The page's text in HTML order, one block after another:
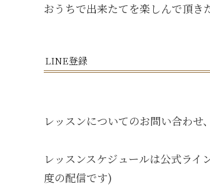
おうちで出来たてを楽しんで頂き
LINE登録
レッスンについてのお問い合わせ
レッスンスケジュールは公式ラ
度の配信です)